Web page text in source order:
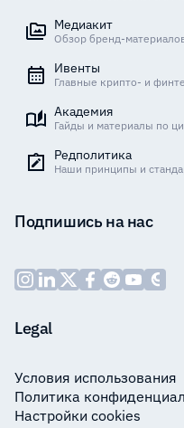
Медиакит
Обзор бренд-
Ивенты
Главные крипто- и
Академия
Гайды и материалы по
Редполитика
Наши принципы и
Подпишись на нас
Legal
Условия использования
Политика
Настройки cookies